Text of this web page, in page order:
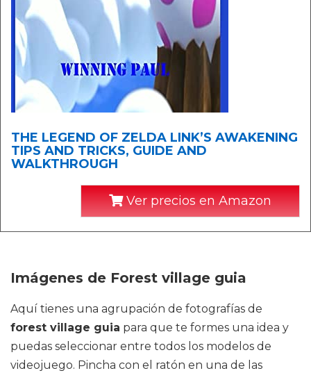
THE LEGEND OF ZELDA LINK’S AWAKENING
TIPS AND TRICKS, GUIDE AND
WALKTHROUGH
Ver precios en Amazon
Imágenes de Forest village guia
Aquí tienes una agrupación de fotografías de
forest village guia para que te formes una idea y
puedas seleccionar entre todos los modelos de
videojuego. Pincha con el ratón en una de las